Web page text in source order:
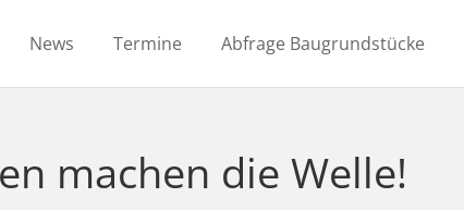
News Termine Abfrage Baugrundstücke
machen die Welle!